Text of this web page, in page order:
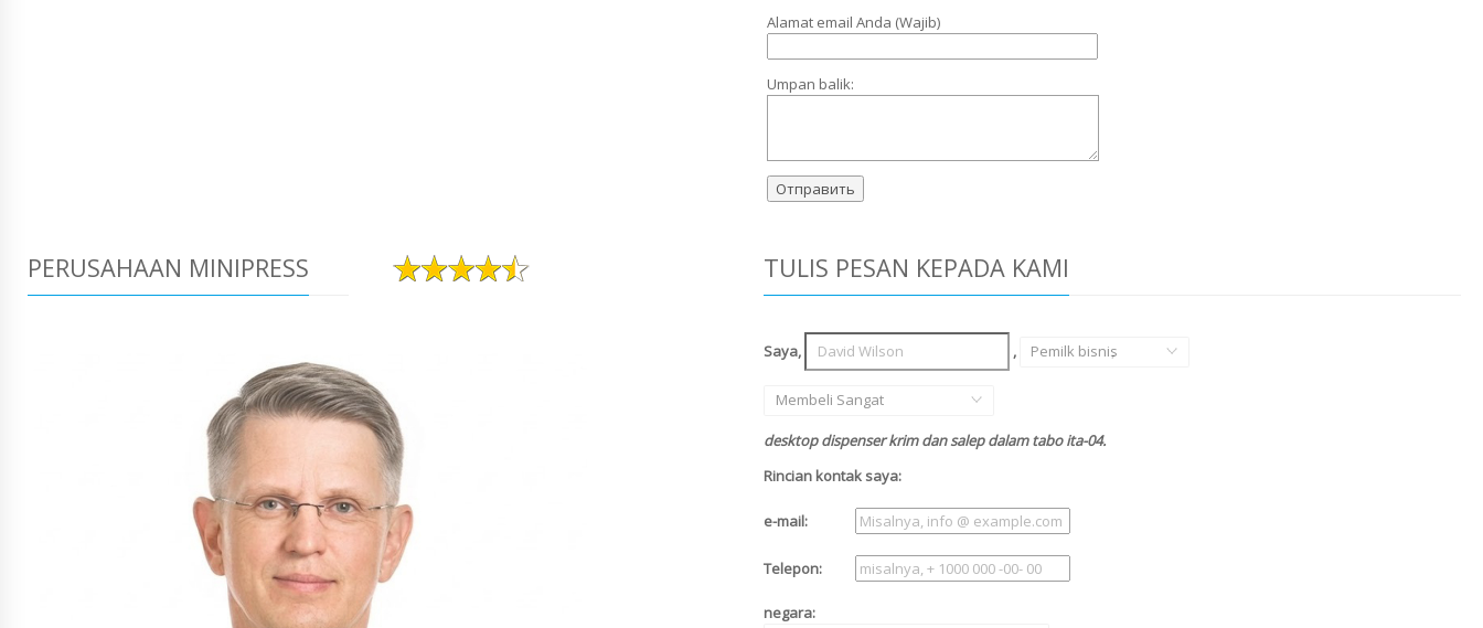
Alamat email Anda (Wajib)
Umpan balik:
PERUSAHAAN MINIPRESS TULIS PESAN KEPADA KAMI
Saya, , Pemilk bisnis
,
Membeli Sangat
desktop dispenser krim dan salep dalam tabo ita-04.
Rincian kontak saya:
e-mail:
Telepon:
negara: